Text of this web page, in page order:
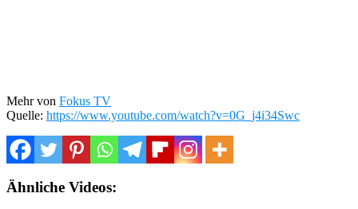
Mehr von Fokus TV
Quelle: https://www.youtube.com/watch?v=0G_j4i34Swc
Ähnliche Videos: